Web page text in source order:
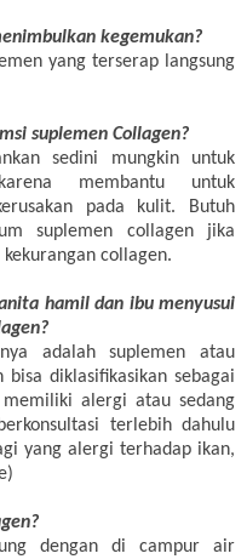
kegemukan?
yang terserap langsung
suplemen Collagen?
sedini mungkin untuk
membantu untuk
pada kulit. Butuh
suplemen collagen jika
collagen.
hamil dan ibu menyusui
adalah suplemen atau
diklasifikasikan sebagai
alergi atau sedang
terlebih dahulu
yang alergi terhadap ikan,
dengan di campur air